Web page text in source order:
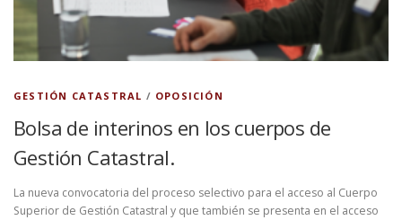
GESTIÓN CATASTRAL / OPOSICIÓN
Bolsa de interinos en los cuerpos de
Gestión Catastral.
La nueva convocatoria del proceso selectivo para el acceso al Cuerpo
Superior de Gestión Catastral y que también se presenta en el acceso